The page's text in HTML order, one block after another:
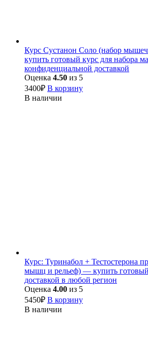
Курс Сустанон Соло (набор
купить готовый курс для набора
конфиденциальной доставкой
Оценка 4.50 из 5
3400₽ В корзину
В наличии
Курс: Туринабол + Тестостерона
мышц и рельеф) — купить готовый
доставкой в любой регион
Оценка 4.00 из 5
5450₽ В корзину
В наличии